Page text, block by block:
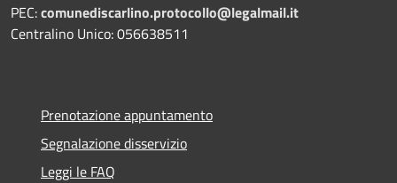
PEC:comunediscarlino.protocollo@legalmail.it
Centralino Unico: 056638511
Prenotazione appuntamento
Segnalazione disservizio
Leggi le FAQ